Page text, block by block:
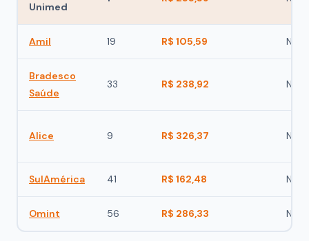
Unimed
Amil 19 R$ 105,59 Não
Bradesco
Saúde
33 R$ 238,92 Não
Alice 9 R$ 326,37 Não
SulAmérica 41 R$ 162,48 Não
Omint 56 R$ 286,33 Não